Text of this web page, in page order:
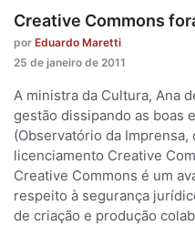
Creative Commons
por Eduardo Maretti
25 de janeiro de 2011
A ministra da Cultura, Ana
gestão dissipando as boas
(Observatório da Imprensa,
licenciamento Creative
Creative Commons é um
respeito à segurança
de criação e produção